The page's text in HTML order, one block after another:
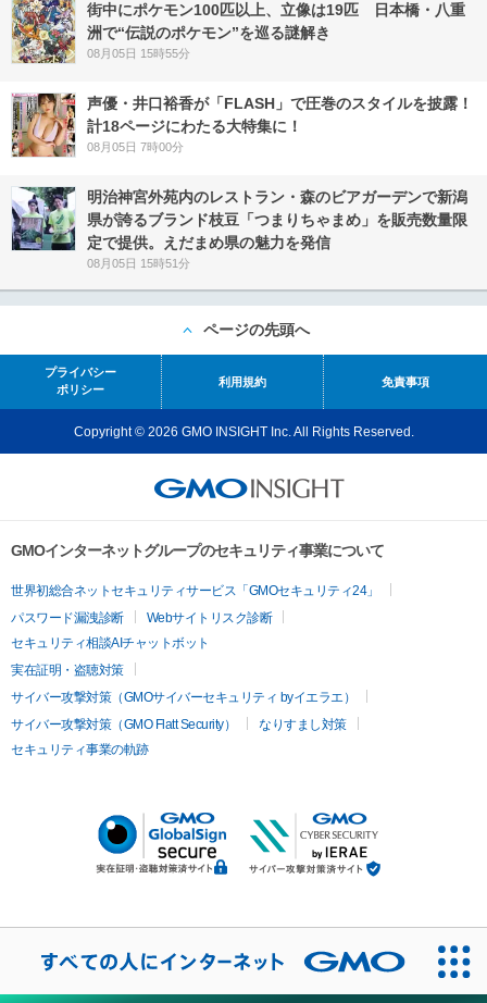
街中にポケモン100匹以上、立像は19匹 日本橋・八重
洲で“伝説のポケモン”を巡る謎解き
08月05日 15時55分
声優・井口裕香が「FLASH」で圧巻のスタイルを披露！
計18ページにわたる大特集に！
08月05日 7時00分
明治神宮外苑内のレストラン・森のビアガーデンで新潟
県が誇るブランド枝豆「つまりちゃまめ」を販売数量限
定で提供。えだまめ県の魅力を発信
08月05日 15時51分
ページの先頭へ
プライバシー
ポリシー
利用規約 免責事項
Copyright © 2026 GMO INSIGHT Inc. All Rights Reserved.
GMOインターネットグループのセキュリティ事業について
世界初総合ネットセキュリティサービス「GMOセキュリティ24」
パスワード漏洩診断
Webサイトリスク診断
セキュリティ相談AIチャットボット
実在証明・盗聴対策
サイバー攻撃対策（GMOサイバーセキュリティ byイエラエ）
サイバー攻撃対策（GMO Flatt Security）
なりすまし対策
セキュリティ事業の軌跡